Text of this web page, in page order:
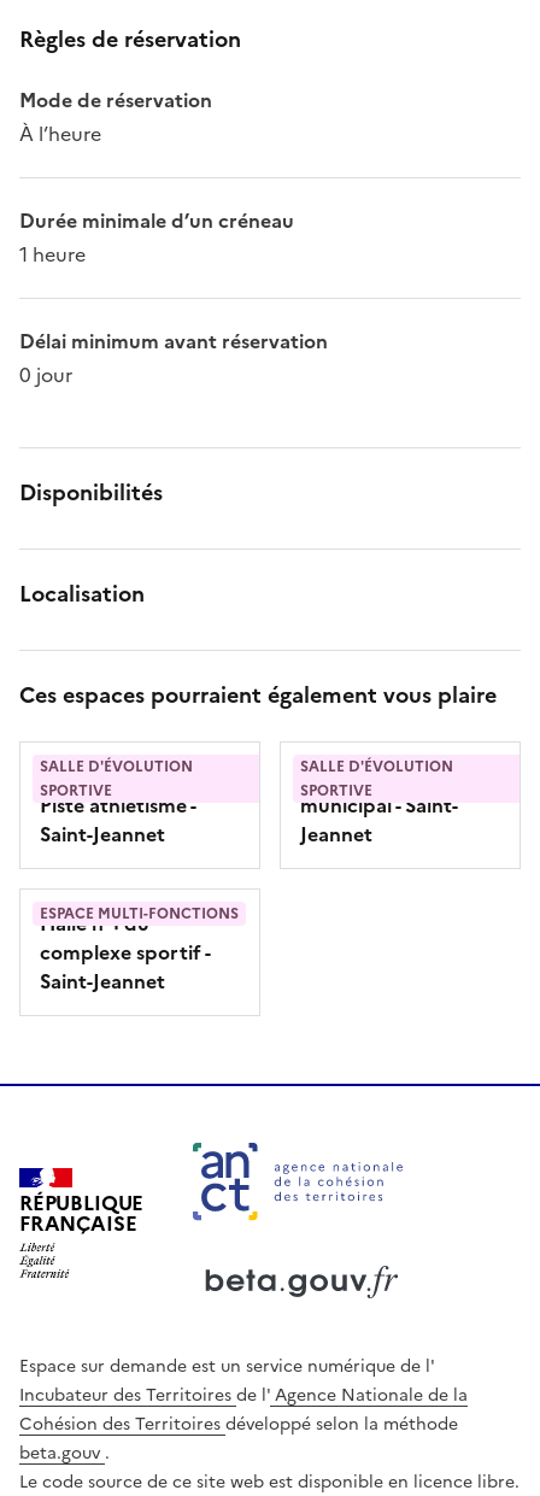
Règles de réservation
Mode de réservation
À l’heure
Durée minimale d’un créneau
1 heure
Délai minimum avant réservation
0 jour
Disponibilités
Localisation
Ces espaces pourraient également vous plaire
SALLE D'ÉVOLUTION
SPORTIVE
Stade Municipal -
Piste athlétisme-
Saint-Jeannet
SALLE D'ÉVOLUTION
SPORTIVE
Salle danse stade
municipal- Saint-
Jeannet
ESPACE MULTI-FONCTIONS
Halle n°1 du
complexe sportif-
Saint-Jeannet
RÉPUBLIQUE
FRANÇAISE
Ouverture dans un nouvel onglet
Espace sur demande est un service numérique de l'
Incubateur des Territoiresde l'Agence Nationale de la
Cohésion des Territoiresdéveloppé selon la méthode
beta.gouv .
Le code source de ce site web est disponible en licence libre.